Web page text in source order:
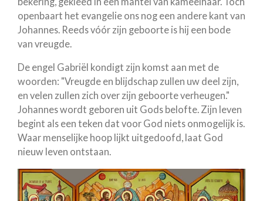
openbaart het evangelie ons nog een andere kant van
Johannes. Reeds vóór zijn geboorte is hij een bode
van vreugde.
De engel Gabriël kondigt zijn komst aan met de
woorden: "Vreugde en blijdschap zullen uw deel zijn,
en velen zullen zich over zijn geboorte verheugen."
Johannes wordt geboren uit Gods belofte. Zijn leven
begint als een teken dat voor God niets onmogelijk is.
Waar menselijke hoop lijkt uitgedoofd, laat God
nieuw leven ontstaan.